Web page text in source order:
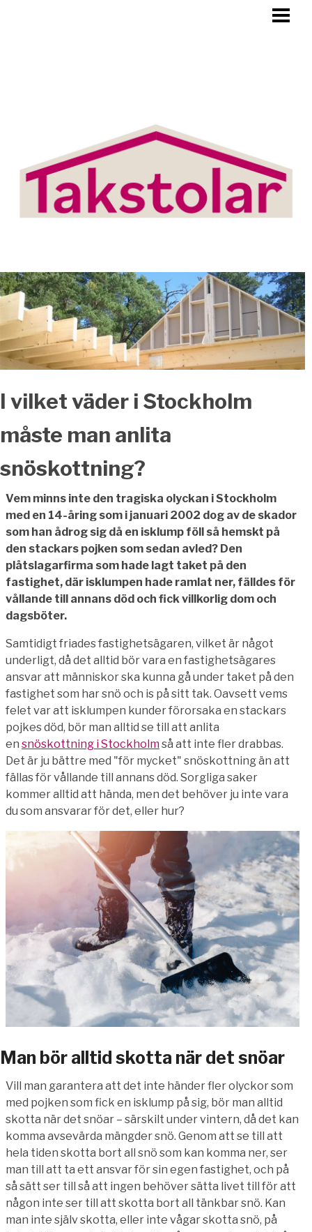
I vilket väder i Stockholm
måste man anlita
snöskottning?
Vem minns inte den tragiska olyckan i Stockholm
med en 14-åring som i januari 2002 dog av de skador
som han ådrog sig då en isklump föll så hemskt på
den stackars pojken som sedan avled? Den
plåtslagarfirma som hade lagt taket på den
fastighet, där isklumpen hade ramlat ner, fälldes för
vållande till annans död och fick villkorlig dom och
dagsböter.
Samtidigt friades fastighetsägaren, vilket är något
underligt, då det alltid bör vara en fastighetsägares
ansvar att människor ska kunna gå under taket på den
fastighet som har snö och is på sitt tak. Oavsett vems
felet var att isklumpen kunder förorsaka en stackars
pojkes död, bör man alltid se till att anlita
en snöskottning i Stockholmså att inte fler drabbas.
Det är ju bättre med "för mycket" snöskottning än att
fällas för vållande till annans död. Sorgliga saker
kommer alltid att hända, men det behöver ju inte vara
du som ansvarar för det, eller hur?
Man bör alltid skotta när det snöar
Vill man garantera att det inte händer fler olyckor som
med pojken som fick en isklump på sig, bör man alltid
skotta när det snöar – särskilt under vintern, då det kan
komma avsevärda mängder snö. Genom att se till att
hela tiden skotta bort all snö som kan komma ner, ser
man till att ta ett ansvar för sin egen fastighet, och på
så sätt ser till så att ingen behöver sätta livet till för att
någon inte ser till att skotta bort all tänkbar snö. Kan
man inte själv skotta, eller inte vågar skotta snö, på